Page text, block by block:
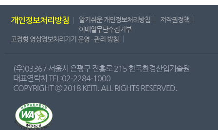
개인정보처리방침 알기쉬운 개인정보처리방침
저작권정책
이메일무단수집거부
고정형 영상정보처리기기 운영 · 관리 방침
(우)03367 서울시 은평구 진흥로 215 한국환경산업기술원
대표연락처 TEL:02-2284-1000
COPYRIGHT ⓒ 2018 KEITI. ALL RIGHTS RESERVED.